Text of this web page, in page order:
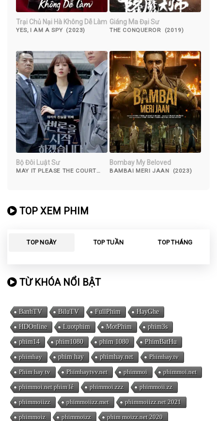
Trại Chủ Nại Hà Không Dễ Làm
YES, I AM A SPY (2023)
Giáng Ma Đại Sư
THE CONQUEROR (2019)
Bộ Đôi Luật Sư
MAY IT PLEASE THE COURT
Bombay My Beloved
BAMBAI MERI JAAN (2023)
TOP XEM PHIM
TOP NGÀY TOP TUẦN TOP THÁNG
TỪ KHÓA NỔI BẬT
BanhTV BiluTV FullPhim HayGhe
HDOnline Luotphim MotPhim phim3s
phim14 phim1080 phim 1080 PhimBatHu
phimhay phim hay phimhay.net Phimhay.tv
Phim hay tv Phimhaytvv.net phimmoi phimmoi.net
phimmoi.net phim lẻ phimmoi.zzz phimmoii.zz
phimmoiizz phimmoiizz.met phimmoiizz.net 2021
phimmoiz phimmoizz phim moizz.net 2020